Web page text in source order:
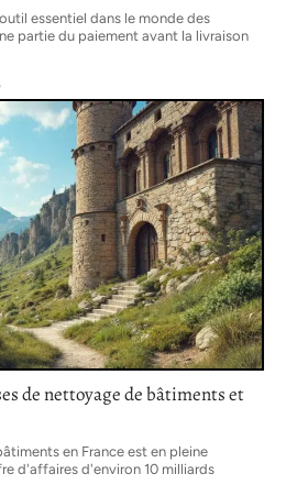
essentiel dans le monde des
partie du paiement avant la livraison
de nettoyage de bâtiments et
en France est en pleine
d'affaires d'environ 10 milliards